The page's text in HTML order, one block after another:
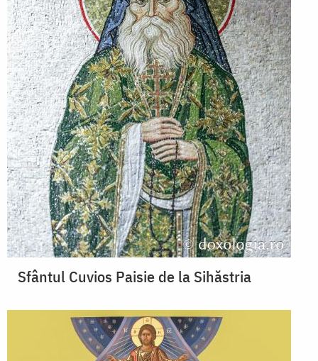
Sfântul Cuvios Paisie de la Sihăstria